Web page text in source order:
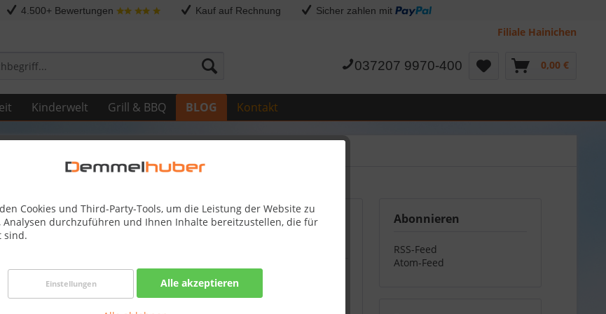
4.500+ Bewertungen Kauf auf Rechnung Sicher zahlen mit
Filiale Hainichen
037207 9970-400 0,00 €
Kinderwelt Grill & BBQ BLOG Kontakt
Cookies und Third-Party-Tools, um die Leistung der Website zu
Analysen durchzuführen und Ihnen Inhalte bereitzustellen, die für
sind.
Einstellungen Alle akzeptieren
Abonnieren
RSS-Feed
Atom-Feed
jedes Budget - Demmelhuber
Ihr Wohnambiente.